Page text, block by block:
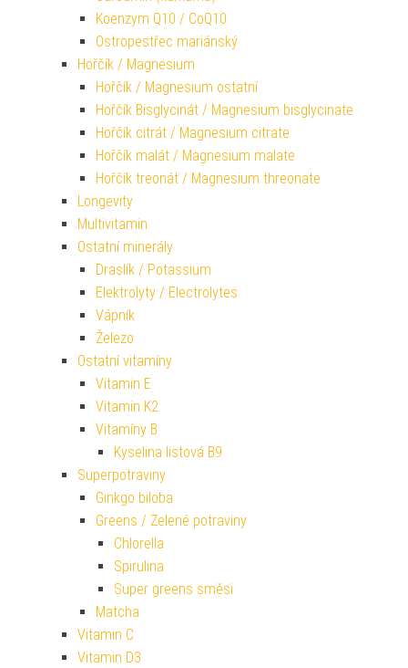
Koenzym Q10 / CoQ10
Ostropestřec mariánský
Hořčík / Magnesium
Hořčík / Magnesium ostatní
Hořčík Bisglycinát / Magnesium bisglycinate
Hořčík citrát / Magnesium citrate
Hořčík malát / Magnesium malate
Hořčík treonát / Magnesium threonate
Longevity
Multivitamin
Ostatní minerály
Draslík / Potassium
Elektrolyty / Electrolytes
Vápník
Železo
Ostatní vitamíny
Vitamin E
Vitamin K2
Vitamíny B
Kyselina listová B9
Superpotraviny
Ginkgo biloba
Greens / Zelené potraviny
Chlorella
Spirulina
Super greens směsi
Matcha
Vitamin C
Vitamin D3